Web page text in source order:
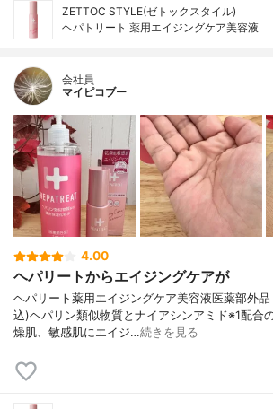
ZETTOC STYLE(ゼトックスタイル)
ヘパトリート 薬用エイジングケア美容液
会社員
マイピコブー
4.00
ヘパリートからエイジングケアが
ヘパリート薬用エイジングケア美容液医薬部外
込)ヘパリン類似物質とナイアシンアミド※1配合
燥肌、敏感肌にエイジ…続きを見る